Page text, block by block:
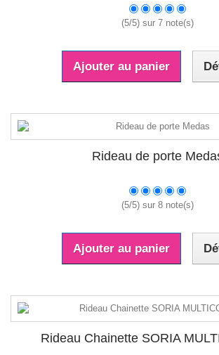
(5/5) sur 7note(s)
Ajouter au panier
Rideau de porte
(5/5) sur 8note(s)
Ajouter au panier
Rideau Chainette SORIA